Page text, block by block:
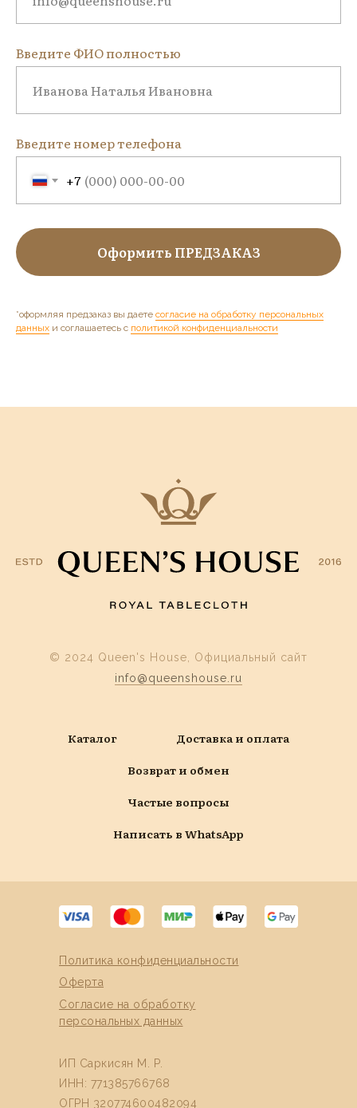
Введите ФИО полностью
Введите номер телефона
+7
Оформить ПРЕДЗАКАЗ
*оформляя предзаказ вы даете согласие на обработку персональных
данных и соглашаетесь c политикой конфиденциальности
© 2024 Queen's House, Официальный сайт
info@queenshouse.ru
Каталог
Доставка и оплата
Возврат и обмен
Частые вопросы
Написать в WhatsApp
ИП Саркисян М. Р.
ИНН: 771385766768
ОГРН 320774600482094
Согласие на обработку
персональных данных
Политика конфиденциальности
Оферта